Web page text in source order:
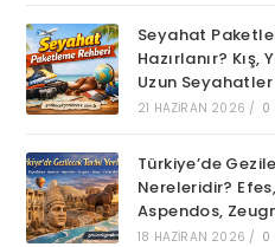
Seyahat
Hazırlanır?
Uzun
21 HAZIRAN 2026 / 0
Türkiye’de
Nereleridir?
Aspendos,
18 HAZIRAN 2026 / 0